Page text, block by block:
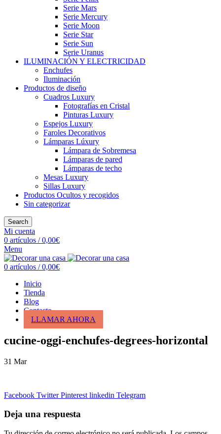
Serie Mars
Serie Mercury
Serie Moon
Serie Star
Serie Sun
Serie Uranus
ILUMINACIÓN Y ELECTRICIDAD
Enchufes
Iluminación
Productos de diseño
Cuadros Luxury
Fotografías en Cristal
Pinturas Luxury
Espejos Luxury
Faroles Decorativos
Lámparas Lúxury
Lámpara de Sobremesa
Lámparas de pared
Lámparas de techo
Mesas Luxury
Sillas Luxury
Productos Ocultos y recogidos
Sin categorizar
Search
Mi cuenta
0 artículos / 0,00€
Menu
0 artículos / 0,00€
Inicio
Tienda
Blog
Contacto
LLAMAR AHORA
cucine-oggi-enchufes-degrees-horizontal
31 Mar
Facebook Twitter Pinterest linkedin Telegram
Deja una respuesta